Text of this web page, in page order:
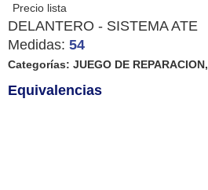
DELANTERO - SISTEMA ATE
Medidas: 54
Categorías: JUEGO DE REPARACION,
Equivalencias